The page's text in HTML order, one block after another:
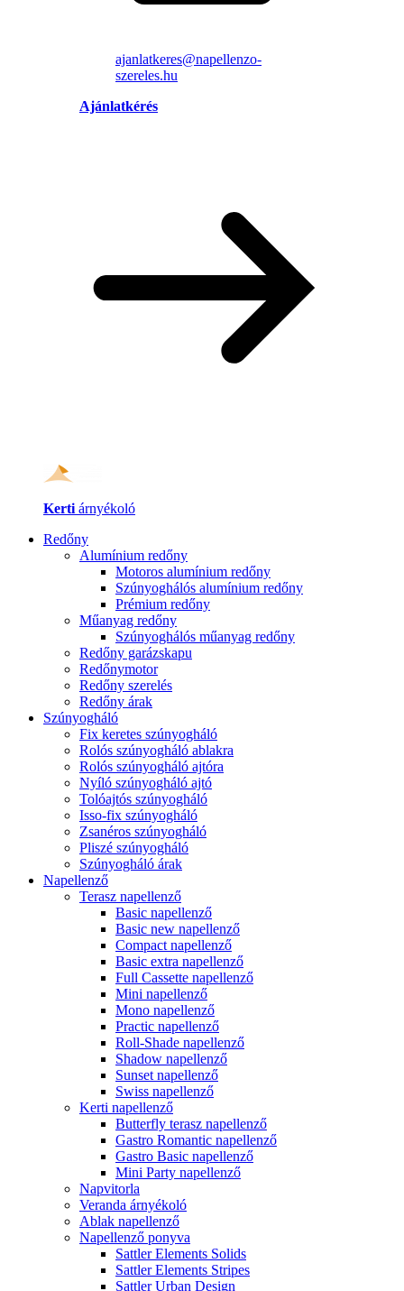
ajanlatkeres@napellenzo-
szereles.hu
Ajánlatkérés
Kerti árnyékoló
Redőny
Alumínium redőny
Motoros alumínium redőny
Szúnyoghálós alumínium redőny
Prémium redőny
Műanyag redőny
Szúnyoghálós műanyag redőny
Redőny garázskapu
Redőnymotor
Redőny szerelés
Redőny árak
Szúnyogháló
Fix keretes szúnyogháló
Rolós szúnyogháló ablakra
Rolós szúnyogháló ajtóra
Nyíló szúnyogháló ajtó
Tolóajtós szúnyogháló
Isso-fix szúnyogháló
Zsanéros szúnyogháló
Pliszé szúnyogháló
Szúnyogháló árak
Napellenző
Terasz napellenző
Basic napellenző
Basic new napellenző
Compact napellenző
Basic extra napellenző
Full Cassette napellenző
Mini napellenző
Mono napellenző
Practic napellenző
Roll-Shade napellenző
Shadow napellenző
Sunset napellenző
Swiss napellenző
Kerti napellenző
Butterfly terasz napellenző
Gastro Romantic napellenző
Gastro Basic napellenző
Mini Party napellenző
Napvitorla
Veranda árnyékoló
Ablak napellenző
Napellenző ponyva
Sattler Elements Solids
Sattler Elements Stripes
Sattler Urban Design